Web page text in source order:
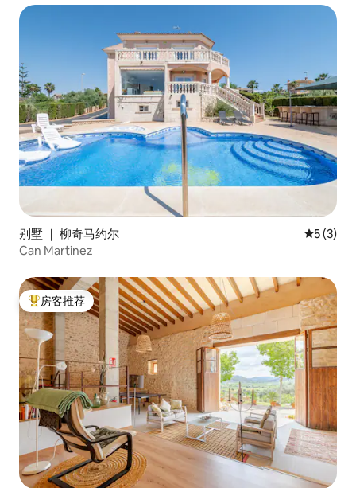
别墅 ｜ 柳奇马约尔 平均评分
5 (3)
Can Martinez
热门「房客推荐」
房客推荐